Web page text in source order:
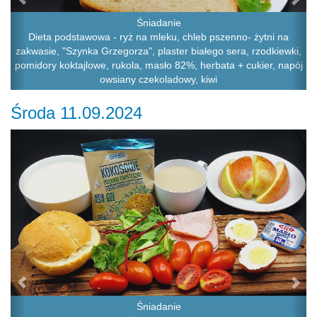
Śniadanie
Dieta podstawowa - ryż na mleku, chleb pszenno- żytni na
zakwasie, "Szynka Grzegorza", plaster białego sera, rzodkiewki,
pomidory koktajlowe, rukola, masło 82%, herbata + cukier, napój
owsiany czekoladowy, kiwi
Środa 11.09.2024
Śniadanie